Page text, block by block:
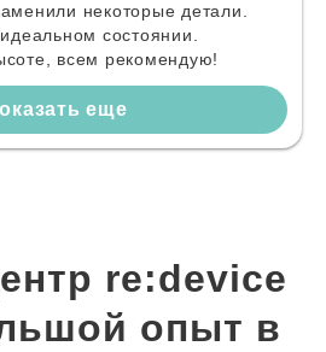
некоторые детали.
состоянии.
всем рекомендую!
еще
re:device
опыт в